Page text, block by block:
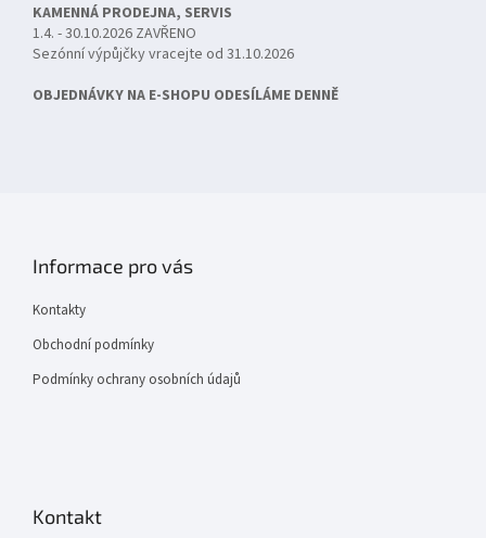
KAMENNÁ PRODEJNA, SERVIS
1.4. - 30.10.2026 ZAVŘENO
Sezónní výpůjčky vracejte od 31.10.2026
OBJEDNÁVKY NA E-SHOPU ODESÍLÁME DENNĚ
Informace pro vás
Kontakty
Obchodní podmínky
Podmínky ochrany osobních údajů
Kontakt